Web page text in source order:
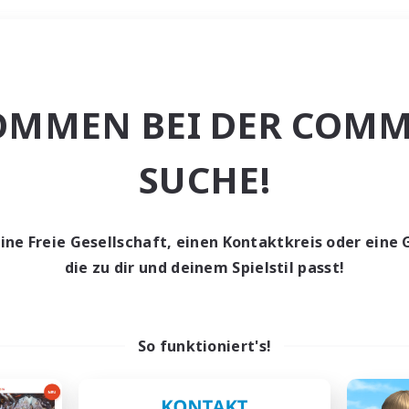
0 Gesuche
keine Gesuche
aufgeben! Versuche es mit anderen
BEI DER
SUCHE!
Freie Gesellschaft, einen Kontaktkreis oder eine
die zu dir und deinem Spielstil passt!
So funktioniert's!